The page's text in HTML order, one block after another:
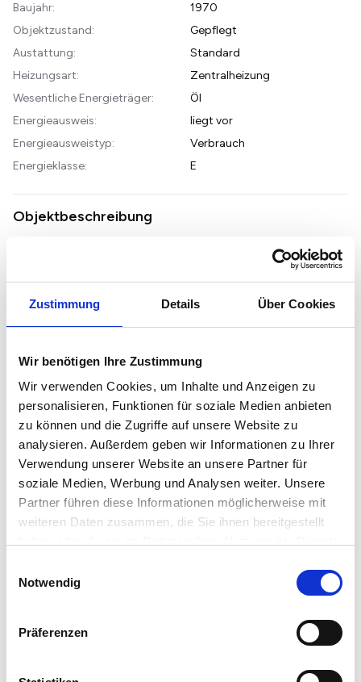
Zustimmung Details Über Cookies
Wir benötigen Ihre Zustimmung
Wir verwenden Cookies, um Inhalte und Anzeigen zu
personalisieren, Funktionen für soziale Medien anbieten
zu können und die Zugriffe auf unsere Website zu
analysieren. Außerdem geben wir Informationen zu Ihrer
Verwendung unserer Website an unsere Partner für
soziale Medien, Werbung und Analysen weiter. Unsere
Partner führen diese Informationen möglicherweise mit
weiteren Daten zusammen, die Sie ihnen bereitgestellt
Notwendig
Präferenzen
Baujahr:
1970
Objektzustand:
Gepflegt
Austattung:
Standard
Heizungsart:
Zentralheizung
Wesentliche Energieträger:
Öl
Energieausweis:
liegt vor
Energieausweistyp:
Verbrauch
Energieklasse:
E
Objektbeschreibung
Stadtteil Nordenstadt überzeugt mit einem durchdachten
Grundriss, hellen Räumen und einer angenehmen
Wohnatmosphäre. Auf rund 80 m² Wohnfläche erwarten Sie ein
Balkon, zwei gut geschnittene Schlafzimmer sowie ein
Austattung
+ Öl-Zentralheizung aus dem Jahr 2017
+ Gepflegt und sofort bezugsfrei – ideal zur Eigennutzung oder
als Kapitalanlage
+ Sonniger Balkon für entspannte Stunden im Freien
Lage: Attraktive Lage mit besten Voraussetzungen für
Bildung und Betreuung: Stressfreier Morgen dank Kindergarten